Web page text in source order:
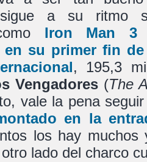
a su ritmo
Iron Man 3
en su primer fin
, 195,3
Vengadores(The
vale la pena
en la
los hay muchos
lado del charco